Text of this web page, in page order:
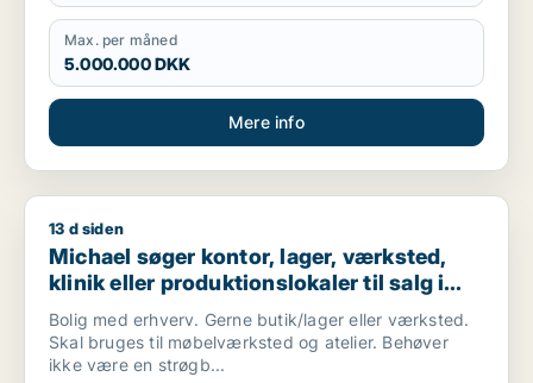
Max. per måned
5.000.000 DKK
Mere info
Michael søger kontor, lager, værksted, klinik eller
13 d siden
Michael søger kontor, lager, værksted,
klinik eller produktionslokaler til salg i
København, Kongens Lyngby eller
Gentofte m.fl.
Bolig med erhverv. Gerne butik/lager eller værksted.
Skal bruges til møbelværksted og atelier. Behøver
ikke være en strøgb...